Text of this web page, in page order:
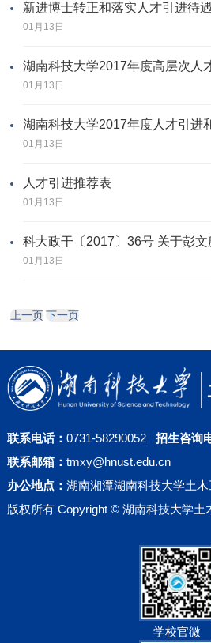
新进博士转正和落实人才引进待
01月13日
湖南科技大学2017年度高层次人
01月13日
湖南科技大学2017年度人才引进
01月13日
人才引进推荐表
01月13日
科大政干〔2017〕36号 关于彭
01月13日
上一页 下一页
联系电话： 0731-58290052 招生咨询
联系邮箱： tmxy@hnust.edu.cn
办公地点： 湖南湘潭湖南科技大学土
版权所有 Copyright © 湖南科技大学土
学校官微